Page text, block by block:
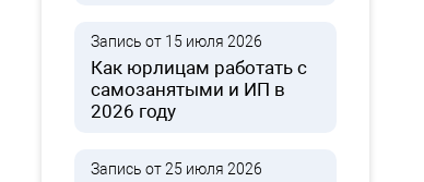
Запись от 15 июля 2026
Как юрлицам работать с
самозанятыми и ИП в
2026 году
Запись от 25 июля 2026